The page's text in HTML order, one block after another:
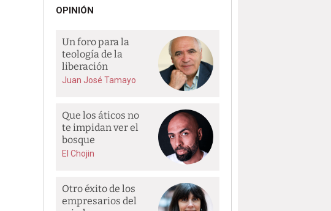
OPINIÓN
Un foro para la
teología de la
liberación
Juan José Tamayo
Que los áticos no
te impidan ver el
bosque
El Chojin
Otro éxito de los
empresarios del